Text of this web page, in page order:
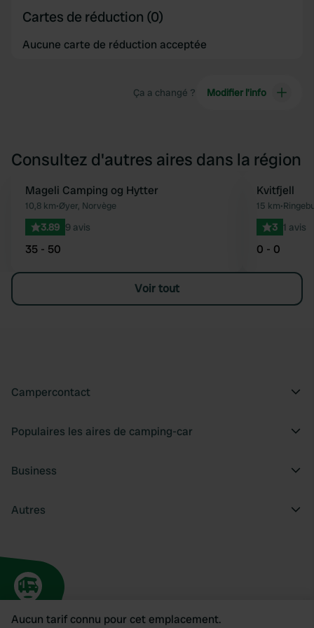
Aucun tarif connu pour cet emplacement.
Cartes de réduction (0)
Aucune carte de réduction acceptée
Ça a changé ? Modifier l’info
Consultez d'autres aires dans la région
Préféré
Mageli Camping og Hytter
10,8 km•Øyer, Norvège
3.89 9 avis
35 - 50
Kvitfjell
15 km•
3 1 avis
0 - 0
Voir tout
Campercontact
Populaires les aires de camping-car
Business
Autres